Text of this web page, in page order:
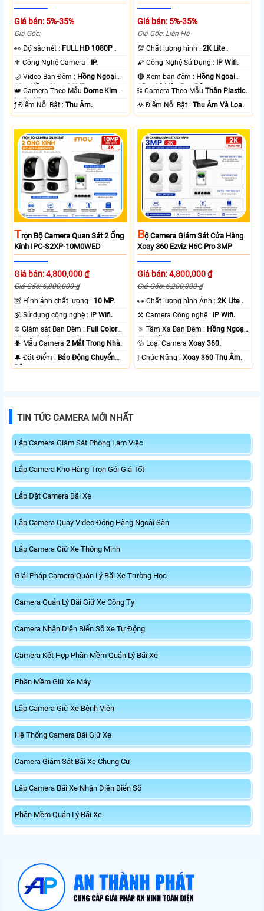
Giá bán: 5%-35%
Giá Gốc:
️👀 Độ sắc nét : FULL HD 1080P .
⚜️ Công Nghệ Camera : IP.
🌙 Video Ban Đêm : Hồng Ngoại
10m Hồng Ngoại SMD.
👑 Camera Theo Mẫu Dome Kim
loại + Nhựa.
️ƒ Điểm Nỗi Bật :Thu Âm.
Giá bán: 5%-35%
Giá Gốc: Liên Hệ
💯 Chất lượng hình :2K Lite .
🌠 Công Nghệ Sử Dụng : IP Wifi.
🔴 Xem ban đêm : Hồng Ngoại
15m Có Màu Ban Ðêm.
⛓ Camera Theo MẫuThân Plastic.
️☣️ Điểm Nỗi Bật :Thu Âm Và Loa.
TRọn Bộ Camera Quan Sát 2 Ống
Kính IPC-S2XP-10M0WED
Giá bán: 4,800,000 ₫
Giá Gốc: 6,800,000 ₫
🦉 Hình ảnh chất lượng : 10 MP.
🕉️ Sử dụng công nghệ :
IP Wifi.
❈ Giám sát Ban Đêm : Full Color
20m Có Màu Ban Ðêm.
🐜 Mẫu Camera2 Mắt Trong Nhà.
️🔔 Đặt Điểm : Báo Động Chuyển
Động.
BỘ Camera Giám Sát Cửa Hàng
Xoay 360 Ezviz H6C Pro 3MP
Giá bán: 4,800,000 ₫
Giá Gốc: 6,200,000 ₫
️👀 Chất lượng hình Ảnh :2K Lite .
⚒ Camera Công nghệ :
IP Wifi.
🔅 Tầm Xa Ban Đêm : Hồng Ngoại
10m Hồng Ngoại Smart IR.
💦 Loại CameraXoay 360.
️ƒ Chức Năng :Xoay 360 Thu Âm.
TIN TỨC CAMERA MỚI NHẤT
Lắp Camera Giám Sát Phòng Làm Việc
Lắp Camera Kho Hàng Trọn Gói Giá Tốt
Lắp Đặt Camera Bãi Xe
Lắp Camera Quay Video Đóng Hàng Ngoài Sàn
Lắp Camera Giữ Xe Thông Minh
Giải Pháp Camera Quản Lý Bãi Xe Trường Học
Camera Quản Lý Bãi Giữ Xe Công Ty
Camera Nhận Diện Biển Số Xe Tự Động
Camera Kết Hợp Phần Mềm Quản Lý Bãi Xe
Phần Mềm Giữ Xe Máy
Lắp Camera Giữ Xe Bệnh Viện
Hệ Thống Camera Bãi Giữ Xe
Camera Giám Sát Bãi Xe Chung Cư
Lắp Camera Bãi Xe Nhận Diện Biển Số
Phần Mềm Quản Lý Bãi Xe